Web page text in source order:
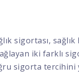
sigortası,
iki farklı
sigorta tercihini